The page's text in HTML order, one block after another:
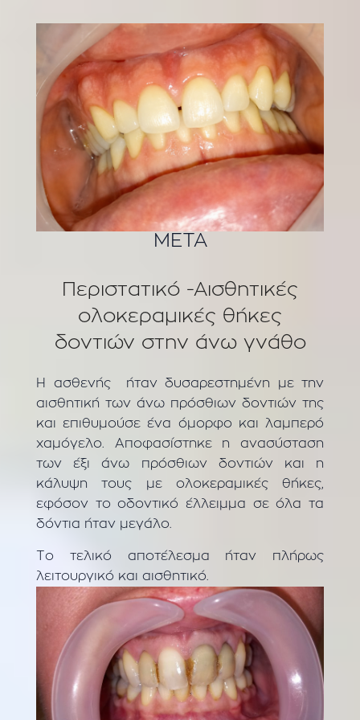
ΜΕΤΑ
Περιστατικό -Αισθητικές
ολοκεραμικές θήκες
δοντιών στην άνω γνάθο
Η ασθενής ήταν δυσαρεστημένη με την
αισθητική των άνω πρόσθιων δοντιών της
και επιθυμούσε ένα όμορφο και λαμπερό
χαμόγελο. Αποφασίστηκε η ανασύσταση
των έξι άνω πρόσθιων δοντιών και η
κάλυψη τους με ολοκεραμικές θήκες,
εφόσον το οδοντικό έλλειμμα σε όλα τα
δόντια ήταν μεγάλο.
Το τελικό αποτέλεσμα ήταν πλήρως
λειτουργικό και αισθητικό.